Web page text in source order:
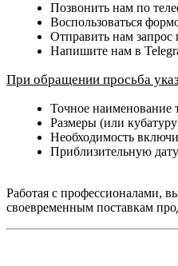
Позвонить нам по
Воспользоваться
Отправить нам запрос
Напишите нам в
При обращении просьба
Точное наименование
Размеры (или
Необходимость
Приблизительную
Работая с профессионалами,
своевременным поставкам